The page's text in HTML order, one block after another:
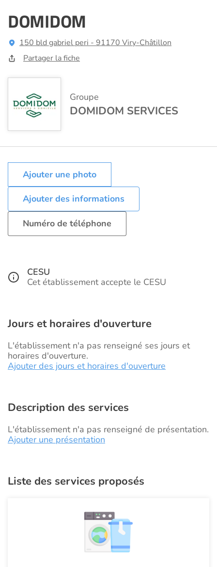
DOMIDOM
150 bld gabriel peri - 91170 Viry-Châtillon
Partager la fiche
Groupe
DOMIDOM SERVICES
Ajouter des informations
Numéro de téléphone
CESU
Cet établissement accepte le CESU
Jours et horaires d'ouverture
L'établissement n'a pas renseigné ses jours et
horaires d'ouverture.
Ajouter des jours et horaires d'ouverture
Description des services
L'établissement n'a pas renseigné de présentation.
Ajouter une présentation
Liste des services proposés